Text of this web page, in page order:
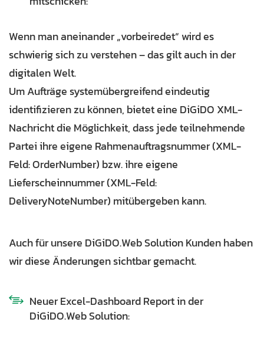
Wenn man aneinander „vorbeiredet“ wird es
schwierig sich zu verstehen – das gilt auch in der
digitalen Welt.
Um Aufträge systemübergreifend eindeutig
identifizieren zu können, bietet eine DiGiDO XML-
Nachricht die Möglichkeit, dass jede teilnehmende
Partei ihre eigene Rahmenauftragsnummer (XML-
Feld: OrderNumber) bzw. ihre eigene
Lieferscheinnummer (XML-Feld:
DeliveryNoteNumber) mitübergeben kann.
Auch für unsere DiGiDO.Web Solution Kunden haben
wir diese Änderungen sichtbar gemacht.
Neuer Excel-Dashboard Report in der
DiGiDO.Web Solution: